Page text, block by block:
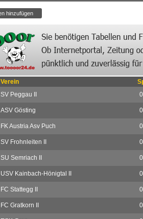
Verein
SV Peggau II 0
ASV Gösting 0
FK Austria Asv Puch 0
SV Frohnleiten II 0
SU Semriach II 0
USV Kainbach-Hönigtal II 0
FC Stattegg II 0
FC Gratkorn II 0